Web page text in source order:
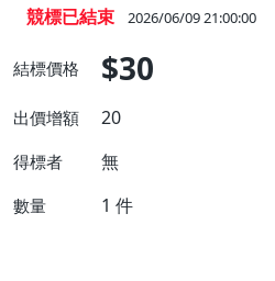
競標已結束 2026/06/09 21:00:00
結標價格 $30
出價增額 20
得標者 無
數量 1 件